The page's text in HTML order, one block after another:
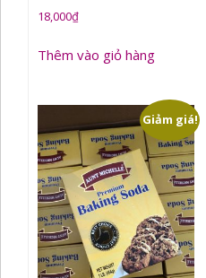
18,000₫
Thêm vào giỏ hàng
Giảm giá!